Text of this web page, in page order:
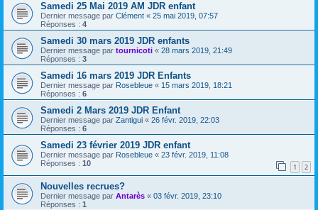
Samedi 25 Mai 2019 AM JDR enfant
Dernier message par Clément « 25 mai 2019, 07:57
Réponses : 4
Samedi 30 mars 2019 JDR enfants
Dernier message par tournicoti « 28 mars 2019, 21:49
Réponses : 3
Samedi 16 mars 2019 JDR Enfants
Dernier message par Rosebleue « 15 mars 2019, 18:21
Réponses : 6
Samedi 2 Mars 2019 JDR Enfant
Dernier message par Zantigui « 26 févr. 2019, 22:03
Réponses : 6
Samedi 23 février 2019 JDR enfant
Dernier message par Rosebleue « 23 févr. 2019, 11:08
Réponses : 10 1 2
Nouvelles recrues?
Dernier message par Antarès « 03 févr. 2019, 23:10
Réponses : 1